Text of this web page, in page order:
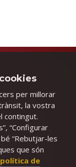
per millorar
la vostra
contingut.
“Configurar
“Rebutjar-les
que són
política de